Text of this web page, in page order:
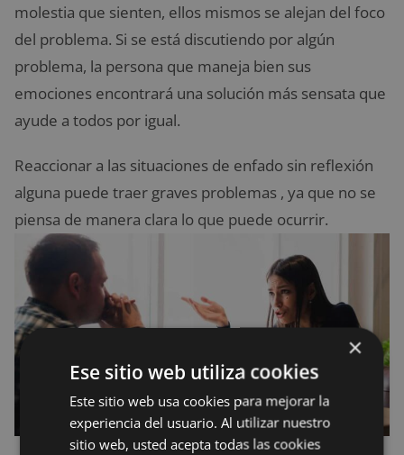
molestia que sienten, ellos mismos se alejan del foco
del problema. Si se está discutiendo por algún
problema, la persona que maneja bien sus
emociones encontrará una solución más sensata que
ayude a todos por igual.
Reaccionar a las situaciones de enfado sin reflexión
alguna puede traer graves problemas , ya que no se
piensa de manera clara lo que puede ocurrir.
×
Ese sitio web utiliza cookies
Este sitio web usa cookies para mejorar la
experiencia del usuario. Al utilizar nuestro
sitio web, usted acepta todas las cookies